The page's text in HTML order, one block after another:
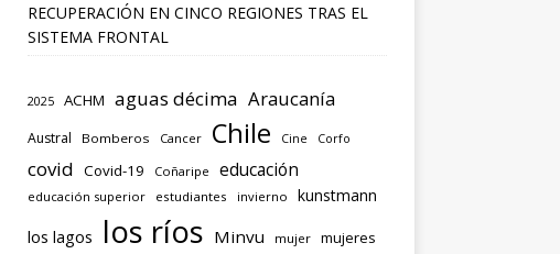
RECUPERACIÓN EN CINCO REGIONES TRAS EL
SISTEMA FRONTAL
2025 ACHM aguas décima Araucanía
Austral Bomberos Cancer Chile Cine Corfo
covid Covid-19 Coñaripe educación
educación superior estudiantes invierno kunstmann
los lagos los ríos Minvu mujer mujeres